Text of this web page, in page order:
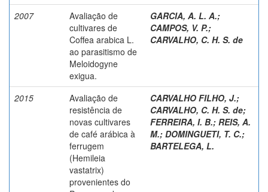
2007
Avaliação de
cultivares de
Coffea arabica L.
ao parasitismo de
Meloidogyne
exigua.
GARCIA, A. L. A.;
CAMPOS, V. P.;
CARVALHO, C. H. S. de
2015
Avaliação de
resistência de
novas cultivares
de café arábica à
ferrugem
(Hemileia
vastatrix)
provenientes do
CARVALHO FILHO, J.;
CARVALHO, C. H. S. de;
FERREIRA, I. B.; REIS, A.
M.; DOMINGUETI, T. C.;
BARTELEGA, L.